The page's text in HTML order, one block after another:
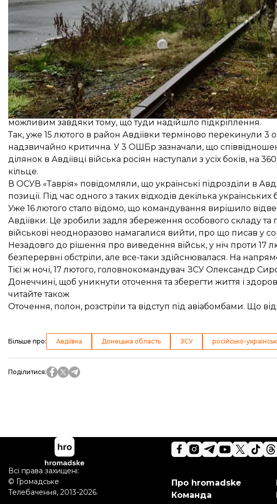
13 лютого 110 окрема механізована бригада повідомила, що
виведуть деякі її підрозділи, оскільки сама бригада вже не
можливим завдяки тому, що туди надійшло підкріплення.
Так, уже 15 лютого в район Авдіївки терміново перекинули 3
надзвичайно критична. У 3 ОШБр зазначали, що
ділянок в Авдіївці війська росіян наступали з усіх боків, на
кільце.
В ОСУВ «Таврія» повідомляли, що українські підрозділи в
позиції. Під час одного з таких відходів декілька українських
Уже 16 лютого стало відомо, що командування вирішило
Авдіївки. Це зробили задля збереження особового складу та
військові неодноразово намагалися вийти, про що писав у
Незадовго до рішення про виведення військ, у ніч проти 17
безперервні обстріли, але все-таки здійснювалася. На
Тієї ж ночі, 17 лютого, головнокомандувач ЗСУ Олександр
Донеччині, щоб уникнути оточення та зберегти життя і
читайте також
Оточення, полон, розстріли та відступ під авіабомбами. Що
Більше про: Авдіївка Донецька область ЗСУ російсько-
Поділитися:
Про hromadske
Команда
Всі права захищені:
© Громадське
Телебачення, 2013-2026.